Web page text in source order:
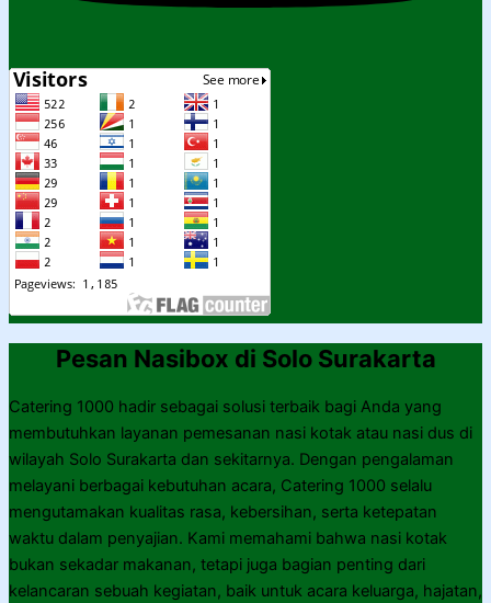
Pesan Nasibox di Solo Surakarta
Catering 1000 hadir sebagai solusi terbaik bagi Anda yang
membutuhkan layanan pemesanan nasi kotak atau nasi dus di
wilayah Solo Surakarta dan sekitarnya. Dengan pengalaman
melayani berbagai kebutuhan acara, Catering 1000 selalu
mengutamakan kualitas rasa, kebersihan, serta ketepatan
waktu dalam penyajian. Kami memahami bahwa nasi kotak
bukan sekadar makanan, tetapi juga bagian penting dari
kelancaran sebuah kegiatan, baik untuk acara keluarga, hajatan,